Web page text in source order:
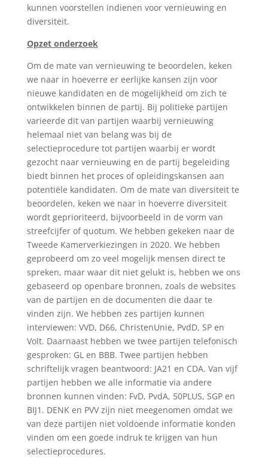
kunnen voorstellen indienen voor vernieuwing en
diversiteit.
Opzet onderzoek
Om de mate van vernieuwing te beoordelen, keken
we naar in hoeverre er eerlijke kansen zijn voor
nieuwe kandidaten en de mogelijkheid om zich te
ontwikkelen binnen de partij. Bij politieke partijen
varieerde dit van partijen waarbij vernieuwing
helemaal niet van belang was bij de
selectieprocedure tot partijen waarbij er wordt
gezocht naar vernieuwing en de partij begeleiding
biedt binnen het proces of opleidingskansen aan
potentiële kandidaten. Om de mate van diversiteit te
beoordelen, keken we naar in hoeverre diversiteit
wordt geprioriteerd, bijvoorbeeld in de vorm van
streefcijfer of quotum. We hebben gekeken naar de
Tweede Kamerverkiezingen in 2020. We hebben
geprobeerd om zo veel mogelijk mensen direct te
spreken, maar waar dit niet gelukt is, hebben we ons
gebaseerd op openbare bronnen, zoals de websites
van de partijen en de documenten die daar te
vinden zijn. We hebben zes partijen kunnen
interviewen: VVD, D66, ChristenUnie, PvdD, SP en
Volt. Daarnaast hebben we twee partijen telefonisch
gesproken: GL en BBB. Twee partijen hebben
schriftelijk vragen beantwoord: JA21 en CDA. Van vijf
partijen hebben we alle informatie via andere
bronnen kunnen vinden: FvD, PvdA, 50PLUS, SGP en
BIJ1. DENK en PVV zijn niet meegenomen omdat we
van deze partijen niet voldoende informatie konden
vinden om een goede indruk te krijgen van hun
selectieprocedures.